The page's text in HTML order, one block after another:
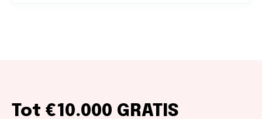
Tot €10.000 GRATIS